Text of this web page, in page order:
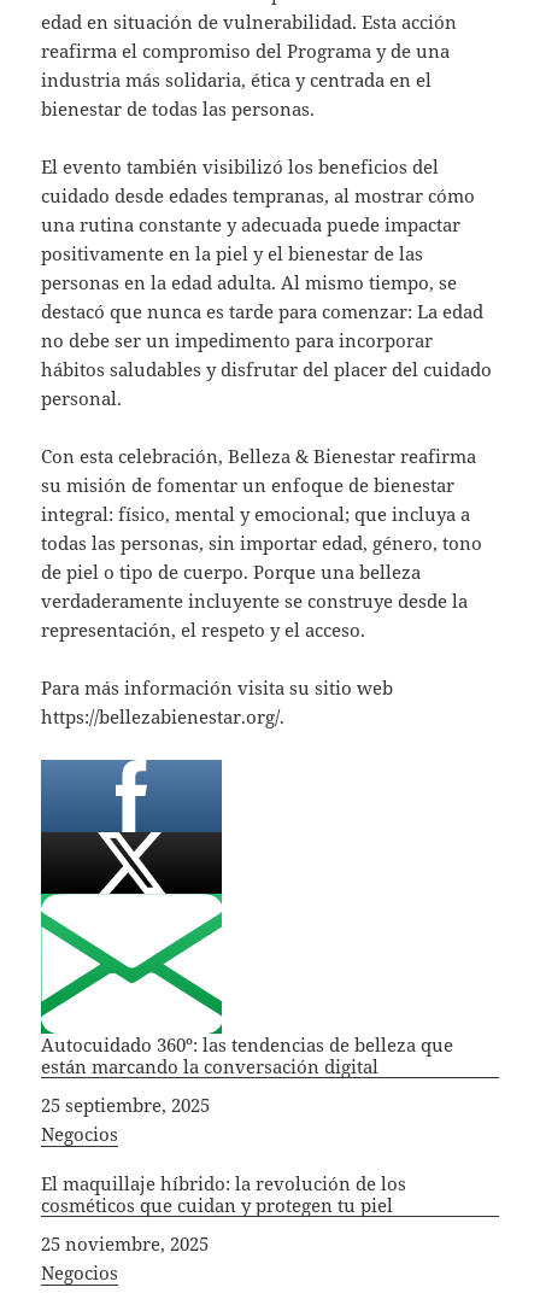
edad en situación de vulnerabilidad. Esta acción
reafirma el compromiso del Programa y de una
industria más solidaria, ética y centrada en el
bienestar de todas las personas.
El evento también visibilizó los beneficios del
cuidado desde edades tempranas, al mostrar cómo
una rutina constante y adecuada puede impactar
positivamente en la piel y el bienestar de las
personas en la edad adulta. Al mismo tiempo, se
destacó que nunca es tarde para comenzar: La edad
no debe ser un impedimento para incorporar
hábitos saludables y disfrutar del placer del cuidado
personal.
Con esta celebración, Belleza & Bienestar reafirma
su misión de fomentar un enfoque de bienestar
integral: físico, mental y emocional; que incluya a
todas las personas, sin importar edad, género, tono
de piel o tipo de cuerpo. Porque una belleza
verdaderamente incluyente se construye desde la
representación, el respeto y el acceso.
Para más información visita su sitio web
https://bellezabienestar.org/.
Autocuidado 360º: las tendencias de belleza que
están marcando la conversación digital
Fecha
25 septiembre, 2025
In relation to
Negocios
El maquillaje híbrido: la revolución de los
cosméticos que cuidan y protegen tu piel
Fecha
25 noviembre, 2025
In relation to
Negocios